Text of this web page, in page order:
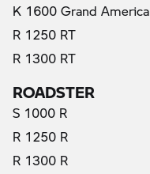
K 1600 Grand America
R 1250 RT
R 1300 RT
ROADSTER
S 1000 R
R 1250 R
R 1300 R